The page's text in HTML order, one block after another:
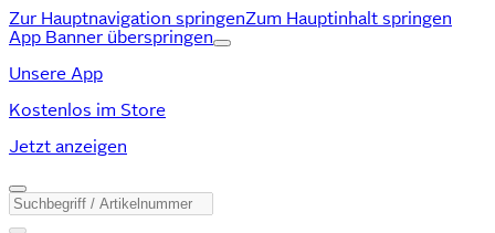
Zur Hauptnavigation springenZum Hauptinhalt springen
App Banner überspringen
Unsere App
Kostenlos im Store
Jetzt anzeigen